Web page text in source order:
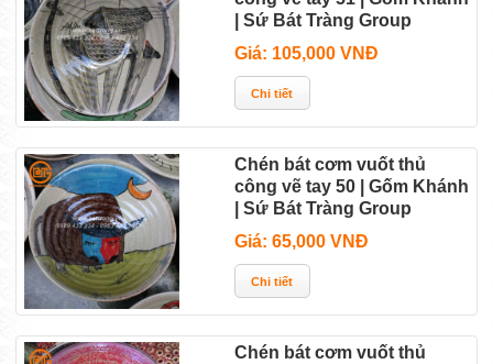
| Sứ Bát Tràng Group
Giá: 105,000 VNĐ
Chén bát cơm vuốt thủ
công vẽ tay 50 | Gốm Khánh
| Sứ Bát Tràng Group
Giá: 65,000 VNĐ
Chén bát cơm vuốt thủ